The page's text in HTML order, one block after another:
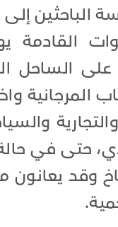
الباحثين
القادمة
الساحل
المرجانية
حتى في
وقد